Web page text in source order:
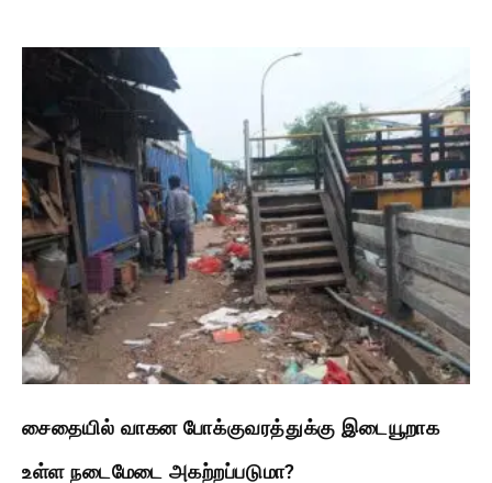
சைதையில் வாகன போக்குவரத்துக்கு இடையூறாக
உள்ள நடைமேடை அகற்றப்படுமா?